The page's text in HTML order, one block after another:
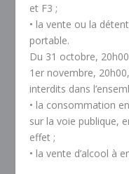
et F3 ;
• la vente ou la
portable.
Du 31 octobre,
1er novembre,
interdits dans
• la consommation
sur la voie publique,
effet ;
• la vente d’alcool à